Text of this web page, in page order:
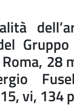
28
vi, 134